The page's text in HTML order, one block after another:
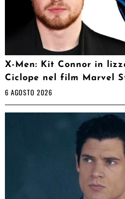
X-Men: Kit Connor in
Ciclope nel film Marvel
6 AGOSTO 2026